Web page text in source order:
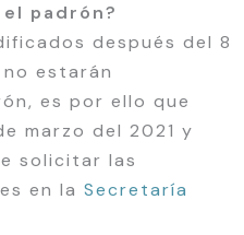
padrón?
después del 8
estarán
es por ello que
marzo del 2021 y
solicitar las
en la Secretaría